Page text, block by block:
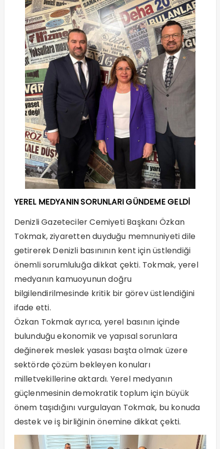
YEREL MEDYANIN SORUNLARI GÜNDEME GELDİ
Denizli Gazeteciler Cemiyeti Başkanı Özkan
Tokmak, ziyaretten duyduğu memnuniyeti dile
getirerek Denizli basınının kent için üstlendiği
önemli sorumluluğa dikkat çekti. Tokmak, yerel
medyanın kamuoyunun doğru
bilgilendirilmesinde kritik bir görev üstlendiğini
ifade etti.
Özkan Tokmak ayrıca, yerel basının içinde
bulunduğu ekonomik ve yapısal sorunlara
değinerek meslek yasası başta olmak üzere
sektörde çözüm bekleyen konuları
milletvekillerine aktardı. Yerel medyanın
güçlenmesinin demokratik toplum için büyük
önem taşıdığını vurgulayan Tokmak, bu konuda
destek ve iş birliğinin önemine dikkat çekti.